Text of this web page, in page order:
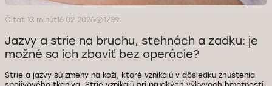
Čítať 13 minút16.02.2026 1739
Jazvy a strie na bruchu, stehnách a zadku: je
možné sa ich zbaviť bez operácie?
Strie a jazvy sú zmeny na koži, ktoré vznikajú v dôsledku zhustenia